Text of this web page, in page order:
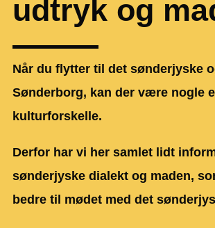
udtryk og
Når du flytter til det sønderjyske
Sønderborg, kan der være nogle
kulturforskelle.
Derfor har vi her samlet lidt
sønderjyske dialekt og maden,
bedre til mødet med det